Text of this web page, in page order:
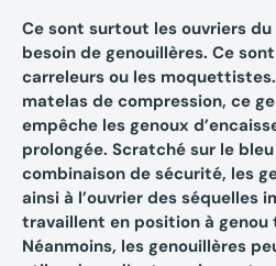
Ce sont surtout les ouvriers du
besoin de genouillères. Ce
carreleurs ou les moquettistes
matelas de compression, ce
empêche les genoux
prolongée. Scratché sur le
combinaison de sécurité, les
ainsi à l’ouvrier des séquelles
travaillent en position à genou
Néanmoins, les genouillères